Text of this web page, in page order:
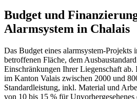
Budget und
Alarmsystem in Chalais
Das Budget eines alarmsystem-Projekts
betroffenen Fläche, dem
Einschränkungen Ihrer Liegenschaft
im Kanton Valais zwischen 2000 und
Standardleistung, inkl. Material und
von 10 bis 15 % für